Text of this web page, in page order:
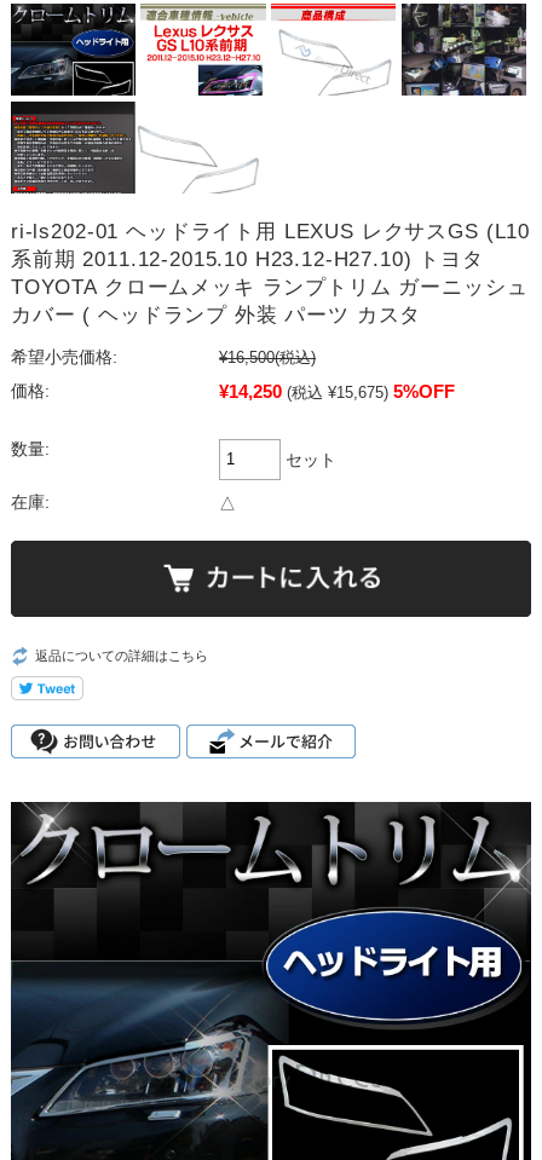
ri-ls202-01 ヘッドライト用 LEXUS レクサスGS (L10
系前期 2011.12-2015.10 H23.12-H27.10) トヨタ
TOYOTA クロームメッキ ランプトリム ガーニッシュ
カバー ( ヘッドランプ 外装 パーツ カスタ
希望小売価格: ¥16,500(税込)
価格:
¥14,250 (税込 ¥15,675) 5%OFF
数量:
セット
在庫: △
返品についての詳細はこちら